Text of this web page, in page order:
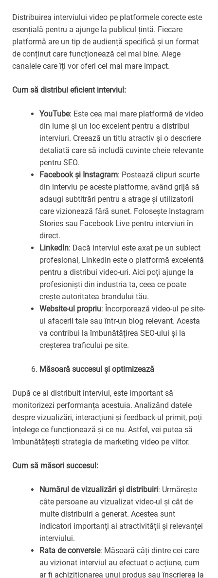
Distribuirea interviului video pe platformele corecte este
esențială pentru a ajunge la publicul țintă. Fiecare
platformă are un tip de audiență specifică și un format
de conținut care funcționează cel mai bine. Alege
canalele care îți vor oferi cel mai mare impact.
Cum să distribui eficient interviul:
YouTube: Este cea mai mare platformă de video
din lume și un loc excelent pentru a distribui
interviuri. Creează un titlu atractiv și o descriere
detaliată care să includă cuvinte cheie relevante
pentru SEO.
Facebook și Instagram: Postează clipuri scurte
din interviu pe aceste platforme, având grijă să
adaugi subtitrări pentru a atrage și utilizatorii
care vizionează fără sunet. Folosește Instagram
Stories sau Facebook Live pentru interviuri în
direct.
LinkedIn: Dacă interviul este axat pe un subiect
profesional, LinkedIn este o platformă excelentă
pentru a distribui video-uri. Aici poți ajunge la
profesioniști din industria ta, ceea ce poate
crește autoritatea brandului tău.
Website-ul propriu: Încorporează video-ul pe site-
ul afacerii tale sau într-un blog relevant. Acesta
va contribui la îmbunătățirea SEO-ului și la
creșterea traficului pe site.
Măsoară succesul și optimizează
După ce ai distribuit interviul, este important să
monitorizezi performanța acestuia. Analizând datele
despre vizualizări, interacțiuni și feedback-ul primit, poți
înțelege ce funcționează și ce nu. Astfel, vei putea să
îmbunătățești strategia de marketing video pe viitor.
Cum să măsori succesul:
Numărul de vizualizări și distribuiri: Urmărește
câte persoane au vizualizat video-ul și cât de
multe distribuiri a generat. Acestea sunt
indicatori importanți ai atractivității și relevanței
interviului.
Rata de conversie: Măsoară câți dintre cei care
au vizionat interviul au efectuat o acțiune, cum
ar fi achiziționarea unui produs sau înscrierea la